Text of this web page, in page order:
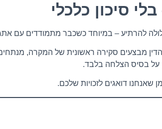
סיכון כלכלי
הדין מבצעים סקירה ראשונית של המקרה,
על בסיס הצלחה בלבד.
שאנחנו דואגים לזכויות שלכם.